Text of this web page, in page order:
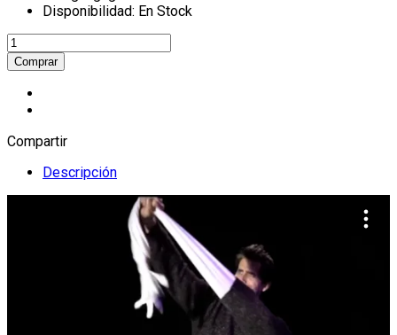
Disponibilidad: En Stock
Compartir
Descripción